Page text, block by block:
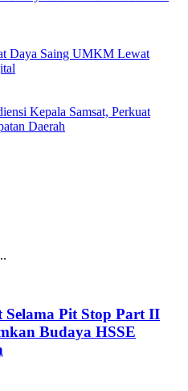
Daya Saing UMKM Lewat
Kepala Samsat, Perkuat
Daerah
Pit Stop Part II
Budaya HSSE